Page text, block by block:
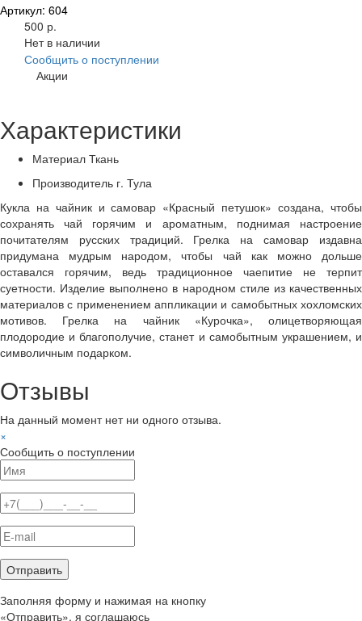
Артикул: 604
500 р.
Нет в наличии
Сообщить о поступлении
Акции
Характеристики
Материал Ткань
Производитель г. Тула
Кукла на чайник и самовар «Красный петушок» создана, чтобы
сохранять чай горячим и ароматным, поднимая настроение
почитателям русских традиций. Грелка на самовар издавна
придумана мудрым народом, чтобы чай как можно дольше
оставался горячим, ведь традиционное чаепитие не терпит
суетности. Изделие выполнено в народном стиле из качественных
материалов с применением аппликации и самобытных хохломских
мотивов. Грелка на чайник «Курочка», олицетворяющая
плодородие и благополучие, станет и самобытным украшением, и
символичным подарком.
Отзывы
На данный момент нет ни одного отзыва.
×
Сообщить о поступлении
Заполняя форму и нажимая на кнопку
«Отправить», я соглашаюсь